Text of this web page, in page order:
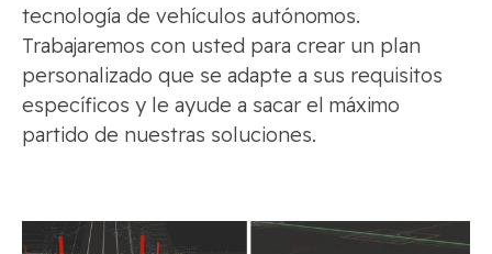
tecnología de vehículos autónomos.
Trabajaremos con usted para crear un plan
personalizado que se adapte a sus requisitos
específicos y le ayude a sacar el máximo
partido de nuestras soluciones.